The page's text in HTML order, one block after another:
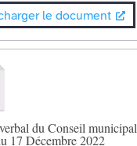
le document
du Conseil municipal
17 Décembre 2022